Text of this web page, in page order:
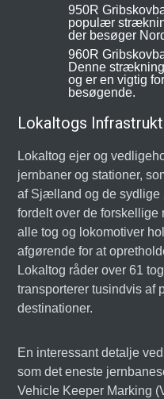
950R
populær
der besøger
960R
Denne
og er en vigtig
besøgende.
Lokaltogs
Lokaltog ejer og
jernbaner og stationer,
af Sjælland og de sydlige
fordelt over de forskellige
alle tog og lokomotiver
afgørende for at
Lokaltog råder over 61
transporterer tusindvis af
destinationer.
En interessant detalje
som det eneste
Vehicle Keeper Marking